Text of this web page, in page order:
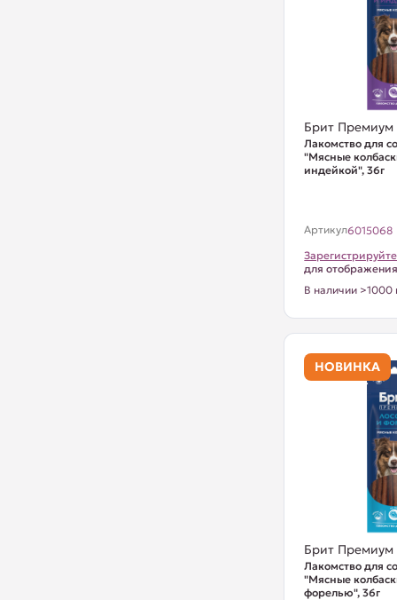
Брит Премиум
Лакомство для
"Мясные
индейкой", 36г
Артикул6015068
для
В наличии >1000
НОВИНКА
Брит Премиум
Лакомство для
"Мясные
форелью", 36г